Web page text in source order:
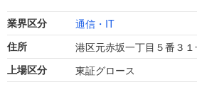
業界区分 通信・IT
住所 港区元赤坂一丁目５番３１
上場区分 東証グロース